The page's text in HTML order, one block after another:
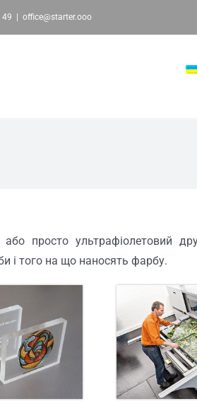
49 office@starter.ooo
просто ультрафіолетовий
і того на що наносять фарбу.